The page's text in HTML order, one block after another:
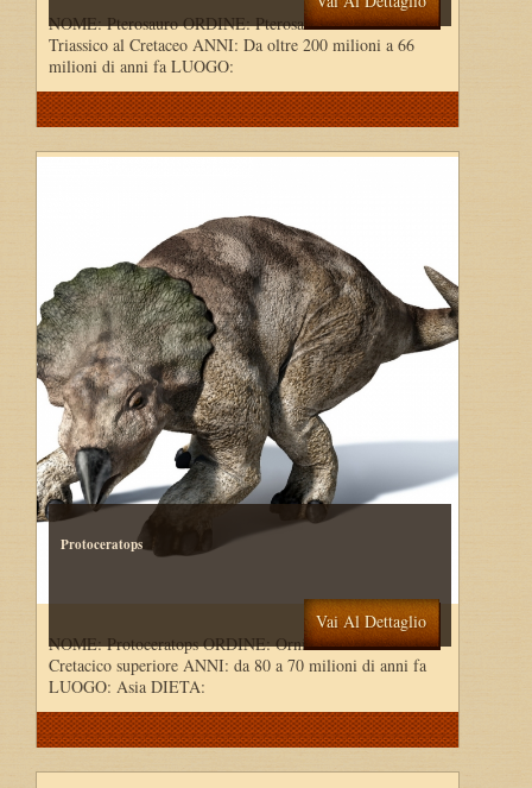
NOME: Pterosauro ORDINE: Pterosauria PERIODO: Dal
Triassico al Cretaceo ANNI: Da oltre 200 milioni a 66
milioni di anni fa LUOGO:
Protoceratops
Vai Al Dettaglio
NOME: Protoceratops ORDINE: Ornithischia PERIODO:
Cretacico superiore ANNI: da 80 a 70 milioni di anni fa
LUOGO: Asia DIETA: